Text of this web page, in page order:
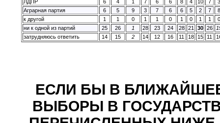
ЛДПР 6 4 1 7 6 6 8 4 10 7
3
Аграрная партия
6 5 9 3 7 6 6 5 2 7
8
к другой
1 1 0 1 1 0 1 0 1 1
0
ни к одной из партий
25 26 1 28 23 24 28 21 30 26
затрудняюсь ответить
14 15 2 14 12 16 11 18 15 11
ЕСЛИ БЫ В
ВЫБОРЫ В